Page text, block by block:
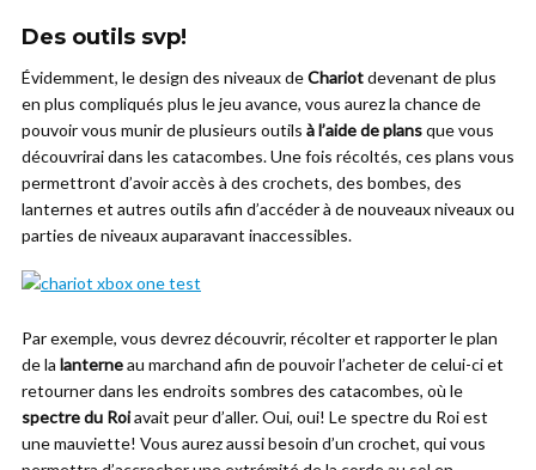
Des outils svp!
Évidemment, le design des niveaux deChariotdevenant de plus
en plus compliqués plus le jeu avance, vous aurez la chance de
pouvoir vous munir de plusieurs outils à l’aide de plansque vous
découvrirai dans les catacombes. Une fois récoltés, ces plans vous
permettront d’avoir accès à des crochets, des bombes, des
lanternes et autres outils afin d’accéder à de nouveaux niveaux ou
parties de niveaux auparavant inaccessibles.
Par exemple, vous devrez découvrir, récolter et rapporter le plan
de la lanterneau marchand afin de pouvoir l’acheter de celui-ci et
retourner dans les endroits sombres des catacombes, où le
spectre du Roiavait peur d’aller. Oui, oui! Le spectre du Roi est
une mauviette! Vous aurez aussi besoin d’un crochet, qui vous